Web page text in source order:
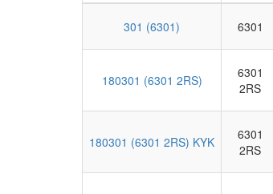
301 (6301) 6301
180301 (6301 2RS)
6301
2RS
180301 (6301 2RS) KYK
6301
2RS